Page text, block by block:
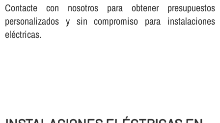
Contacte con nosotros para obtener presupuestos
personalizados y sin compromiso para instalaciones
eléctricas.